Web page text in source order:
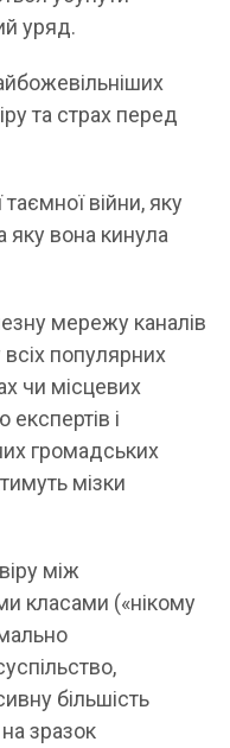
уряд.
та страх перед
війни, яку
яку вона кинула
мережу каналів
всіх популярних
чи місцевих
і
громадських
мізки
між
класами («нікому
більшість
зразок